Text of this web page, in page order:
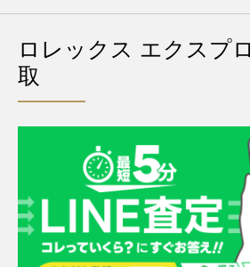
ロレックス エクスプ
取